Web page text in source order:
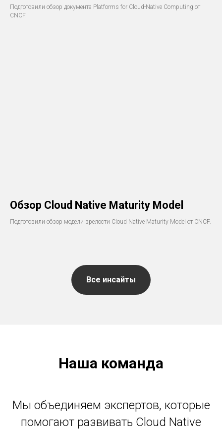
Подготовили обзор документа Platforms for Cloud-Native Computing от
CNCF.
Обзор Cloud Native Maturity Model
Подготовили обзор модели зрелости Cloud Native Maturity Model от CNCF.
Все инсайты
Наша команда
Мы объединяем экспертов, которые
помогают развивать Cloud Native